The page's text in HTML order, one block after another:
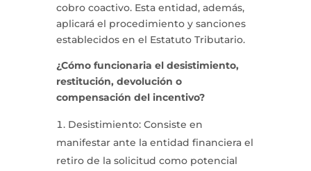
cobro coactivo. Esta entidad, además,
aplicará el procedimiento y sanciones
establecidos en el Estatuto Tributario.
¿Cómo funcionaria el desistimiento,
restitución, devolución o
compensación del incentivo?
Desistimiento: Consiste en
manifestar ante la entidad financiera el
retiro de la solicitud como potencial